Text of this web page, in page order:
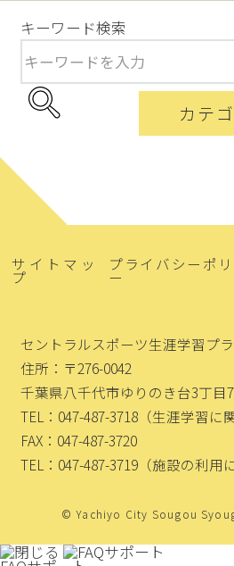
キーワード検索
カテ
サイトマッ
プ
プライバシーポ
ー
セントラルスポーツ生涯学習プ
住所：〒276-0042
千葉県八千代市ゆりのき台3丁目
TEL：047-487-3718 （生涯学習に
FAX：047-487-3720
TEL：047-487-3719 （施設の利用
© Yachiyo City Sougou